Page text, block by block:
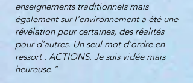
enseignements traditionnels mais
également sur l'environnement a été une
révélation pour certaines, des réalités
pour d'autres. Un seul mot d'ordre en
ressort : ACTIONS. Je suis vidée mais
heureuse."